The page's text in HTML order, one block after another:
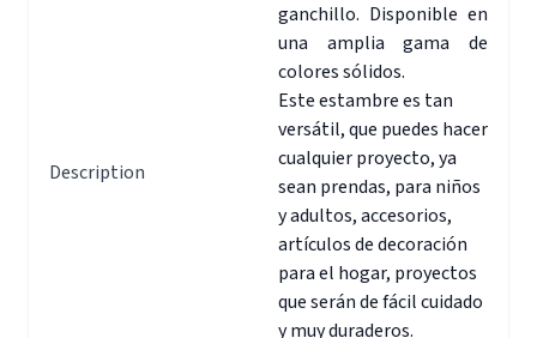
Description
ganchillo. Disponible en
una amplia gama de
colores sólidos.
Este estambre es tan
versátil, que puedes hacer
cualquier proyecto, ya
sean prendas, para niños
y adultos, accesorios,
artículos de decoración
para el hogar, proyectos
que serán de fácil cuidado
y muy duraderos.